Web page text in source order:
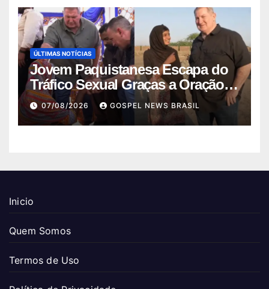
ÚLTIMAS NOTÍCIAS
Jovem Paquistanesa Escapa do
Tráfico Sexual Graças a Oração e
I…07/08/2026 GOSPEL NEWS BRASIL
Inicio
Quem Somos
Termos de Uso